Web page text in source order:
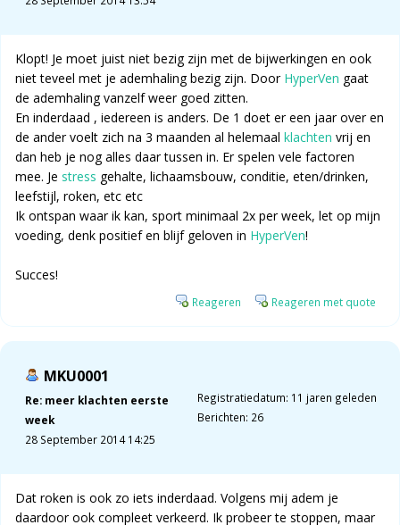
Klopt! Je moet juist niet bezig zijn met de bijwerkingen en ook
niet teveel met je ademhaling bezig zijn. Door HyperVen gaat
de ademhaling vanzelf weer goed zitten.
En inderdaad , iedereen is anders. De 1 doet er een jaar over en
de ander voelt zich na 3 maanden al helemaal klachten vrij en
dan heb je nog alles daar tussen in. Er spelen vele factoren
mee. Je stress gehalte, lichaamsbouw, conditie, eten/drinken,
leefstijl, roken, etc etc
Ik ontspan waar ik kan, sport minimaal 2x per week, let op mijn
voeding, denk positief en blijf geloven in HyperVen!
Succes!
Reageren Reageren met quote
MKU0001
Re: meer klachten eerste
week
28 September 2014 14:25
Registratiedatum: 11 jaren geleden
Berichten: 26
Dat roken is ook zo iets inderdaad. Volgens mij adem je
daardoor ook compleet verkeerd. Ik probeer te stoppen, maar